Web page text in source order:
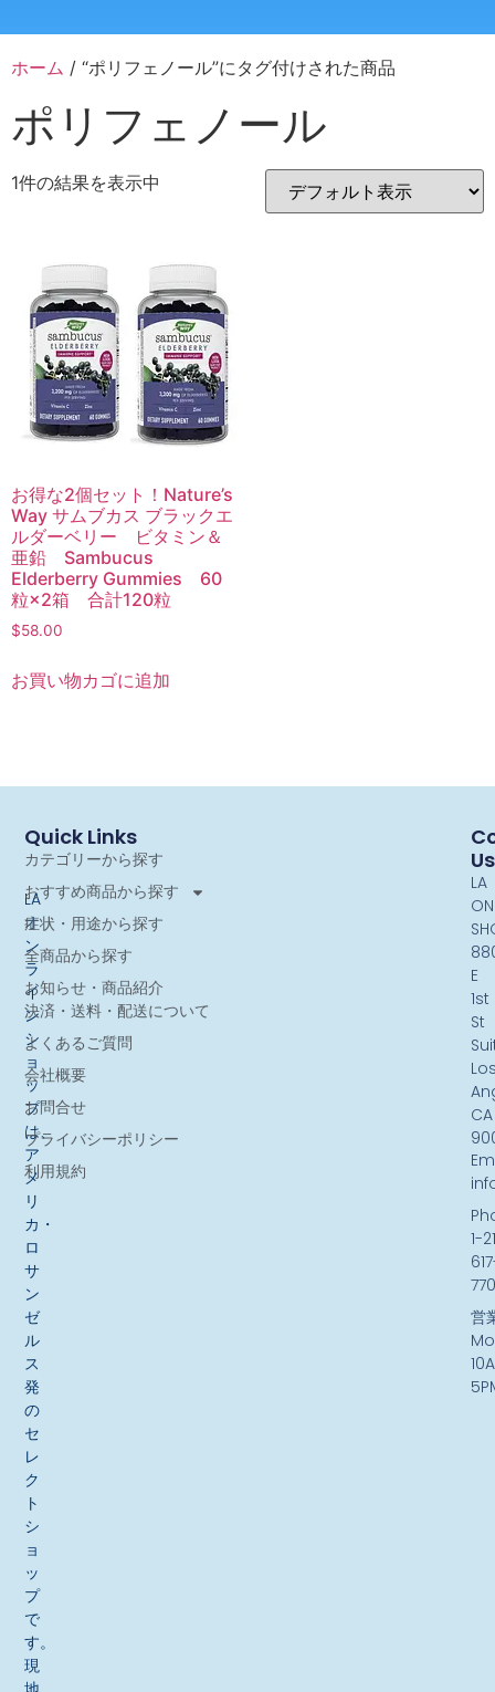
ホーム / “ポリフェノール”にタグ付けされた商品
ポリフェノール
1件の結果を表示中
お得な2個セット！Nature’s
Way サムブカス ブラックエ
ルダーベリー ビタミン＆
亜鉛 Sambucus
Elderberry Gummies 60
粒×2箱 合計120粒
$58.00
お買い物カゴに追加
LA
オ
ン
ラ
イ
ン
シ
ョ
ッ
プ
は、
ア
メ
リ
カ・
ロ
サ
ン
ゼ
ル
ス
発
の
セ
レ
ク
ト
シ
ョ
ッ
プ
で
す。
現
Quick Links
カテゴリーから探す
おすすめ商品から探す
症状・用途から探す
全商品から探す
お知らせ・商品紹介
決済・送料・配送について
よくあるご質問
会社概要
お問合せ
プライバシーポリシー
利用規約
Us
LA
E
1st
St
CA
1-
営